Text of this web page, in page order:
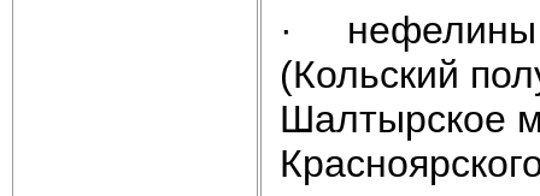
· нефелины
(Кольский
Шалтырское